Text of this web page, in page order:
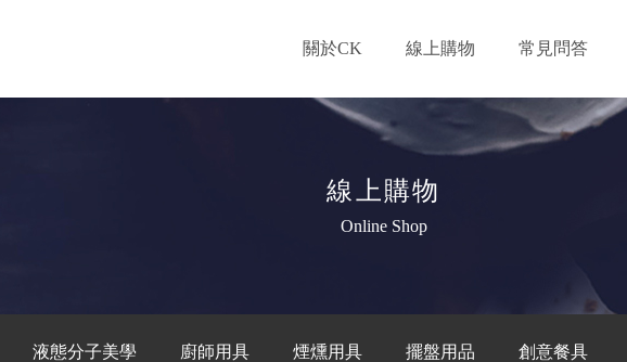
關於CK 線上購物 常見問答
線上購物
Online Shop
液態分子美學 廚師用具 煙燻用具 擺盤用品 創意餐具